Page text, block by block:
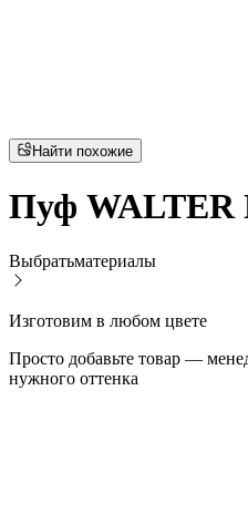
Найти похожие
Пуф WALTER
Выбратьматериалы
Изготовим в любом цвете
Просто добавьте товар —
нужного оттенка